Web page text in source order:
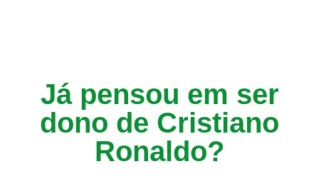
Já pensou em ser
dono de Cristiano
Ronaldo?